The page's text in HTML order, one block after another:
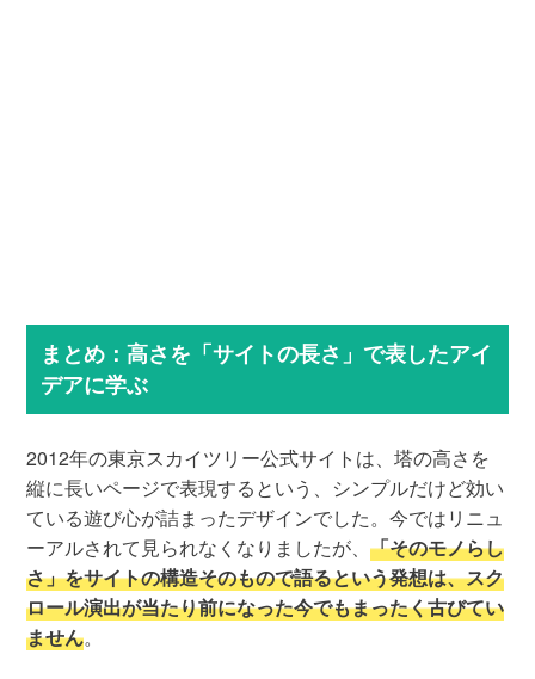
まとめ：高さを「サイトの長さ」で表したアイ
デアに学ぶ
2012年の東京スカイツリー公式サイトは、塔の高さを
縦に長いページで表現するという、シンプルだけど効い
ている遊び心が詰まったデザインでした。今ではリニュ
ーアルされて見られなくなりましたが、「そのモノらし
さ」をサイトの構造そのもので語るという発想は、スク
ロール演出が当たり前になった今でもまったく古びてい
ません。